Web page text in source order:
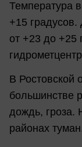
Температура
+15
от +23 до +25
В Ростовской
большинстве
дождь, гроза.
районах